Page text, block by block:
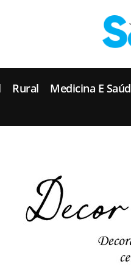
Rural Medicina E